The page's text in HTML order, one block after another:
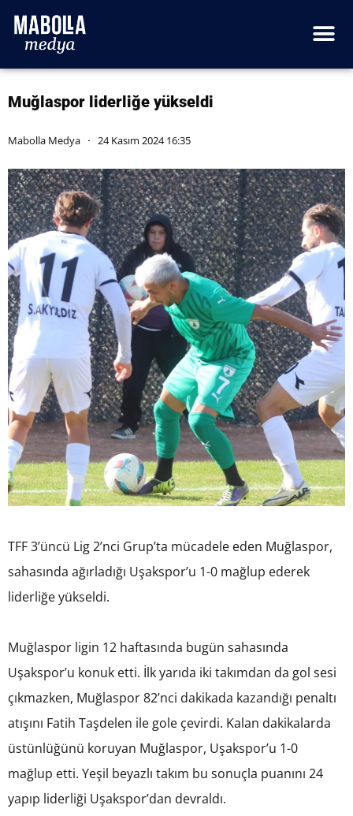
Muğlaspor liderliğe yükseldi
Mabolla Medya 24 Kasım 2024 16:35
TFF 3’üncü Lig 2’nci Grup’ta mücadele eden Muğlaspor,
sahasında ağırladığı Uşakspor’u 1-0 mağlup ederek
liderliğe yükseldi.
Muğlaspor ligin 12 haftasında bugün sahasında
Uşakspor’u konuk etti. İlk yarıda iki takımdan da gol sesi
çıkmazken, Muğlaspor 82’nci dakikada kazandığı penaltı
atışını Fatih Taşdelen ile gole çevirdi. Kalan dakikalarda
üstünlüğünü koruyan Muğlaspor, Uşakspor’u 1-0
mağlup etti. Yeşil beyazlı takım bu sonuçla puanını 24
yapıp liderliği Uşakspor’dan devraldı.